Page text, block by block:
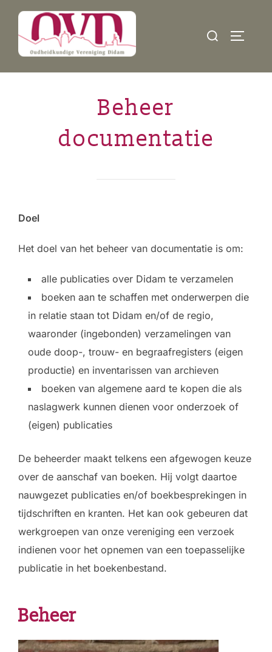
inhoud
Zoek
Beheer
documentatie
Doel
Het doel van het beheer van documentatie is om:
alle publicaties over Didam te verzamelen
boeken aan te schaffen met onderwerpen die
in relatie staan tot Didam en/of de regio,
waaronder (ingebonden) verzamelingen van
oude doop-, trouw- en begraafregisters (eigen
productie) en inventarissen van archieven
boeken van algemene aard te kopen die als
naslagwerk kunnen dienen voor onderzoek of
(eigen) publicaties
De beheerder maakt telkens een afgewogen keuze
over de aanschaf van boeken. Hij volgt daartoe
nauwgezet publicaties en/of boekbesprekingen in
tijdschriften en kranten. Het kan ook gebeuren dat
werkgroepen van onze vereniging een verzoek
indienen voor het opnemen van een toepasselijke
publicatie in het boekenbestand.
Beheer